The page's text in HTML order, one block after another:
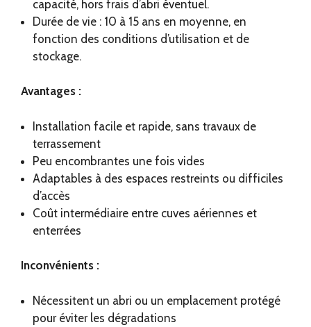
capacité, hors frais d’abri éventuel.
Durée de vie : 10 à 15 ans en moyenne, en
fonction des conditions d’utilisation et de
stockage.
Avantages :
Installation facile et rapide, sans travaux de
terrassement
Peu encombrantes une fois vides
Adaptables à des espaces restreints ou difficiles
d’accès
Coût intermédiaire entre cuves aériennes et
enterrées
Inconvénients :
Nécessitent un abri ou un emplacement protégé
pour éviter les dégradations